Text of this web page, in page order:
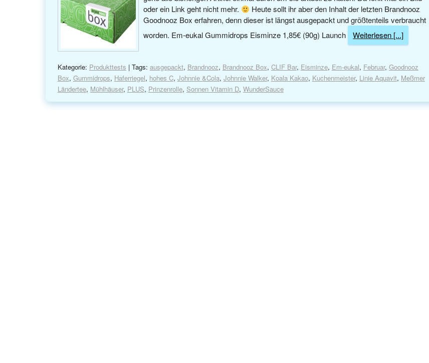
oder ein Link geht nicht mehr.
Heute sollt ihr aber den Inhalt der letzten Brandnooz
Goodnooz Box erfahren, denn dieser ist längst ausgepackt und größtenteils verbraucht
worden. Em-eukal Gummidrops Eisminze 1,85€ (90g) Launch
Weiterlesen [...]
Kategorie: Produkttests | Tags: ausgepackt, Brandnooz, Brandnooz Box, CLIF Bar, Eisminze, Em-eukal, Februar, Goodnooz
Box, Gummidrops, Haferriegel, hohes C, Johnnie &Cola, Johnnie Walker, Koala Kakao, Kuchenmeister, Linie Aquavit, Meßmer
Ländertee, Mühlhäuser, PLUS, Prinzenrolle, Sonnen Vitamin D, WunderSauce